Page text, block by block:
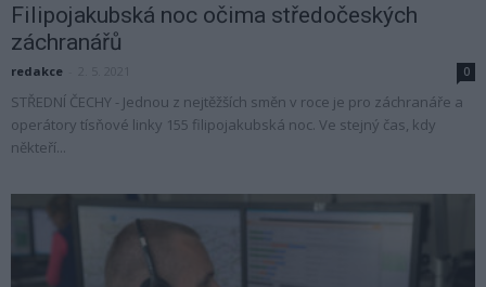
Filipojakubská noc očima středočeských
záchranářů
redakce 0
STŘEDNÍ ČECHY - Jednou z nejtěžších směn v roce je pro záchranáře a
operátory tísňové linky 155 filipojakubská noc. Ve stejný čas, kdy
někteří...